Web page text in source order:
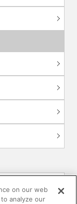
on our web
analyze our